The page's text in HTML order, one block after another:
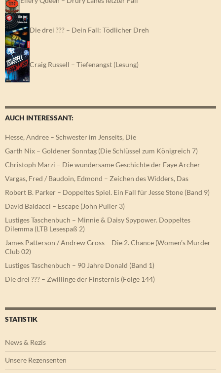
Die drei ??? – Dein Fall: Tödlicher Dreh
Craig Russell – Tiefenangst (Lesung)
AUCH INTERESSANT:
Hesse, Andree – Schwester im Jenseits, Die
Garth Nix – Goldener Sonntag (Die Schlüssel zum Königreich 7)
Christoph Marzi – Die wundersame Geschichte der Faye Archer
Vargas, Fred / Baudoin, Edmond – Zeichen des Widders, Das
Robert B. Parker – Doppeltes Spiel. Ein Fall für Jesse Stone (Band 9)
David Baldacci – Escape (John Puller 3)
Lustiges Taschenbuch – Minnie & Daisy Spypower. Doppeltes
Dilemma (LTB Lesespaß 2)
James Patterson / Andrew Gross – Die 2. Chance (Women’s Murder
Club 02)
Lustiges Taschenbuch – 90 Jahre Donald (Band 1)
Die drei ??? – Zwillinge der Finsternis (Folge 144)
STATISTIK
News & Rezis
Unsere Rezensenten